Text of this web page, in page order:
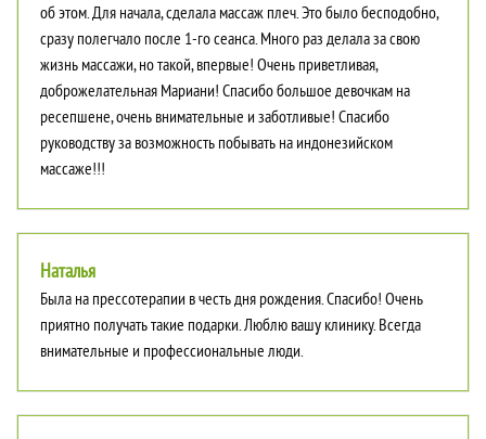
об этом. Для начала, сделала массаж плеч. Это было бесподобно,
сразу полегчало после 1-го сеанса. Много раз делала за свою
жизнь массажи, но такой, впервые! Очень приветливая,
доброжелательная Мариани! Спасибо большое девочкам на
ресепшене, очень внимательные и заботливые! Спасибо
руководству за возможность побывать на индонезийском
массаже!!!
Была на прессотерапии в честь дня рождения. Спасибо! Очень
приятно получать такие подарки. Люблю вашу клинику. Всегда
внимательные и профессиональные люди.
Наталья